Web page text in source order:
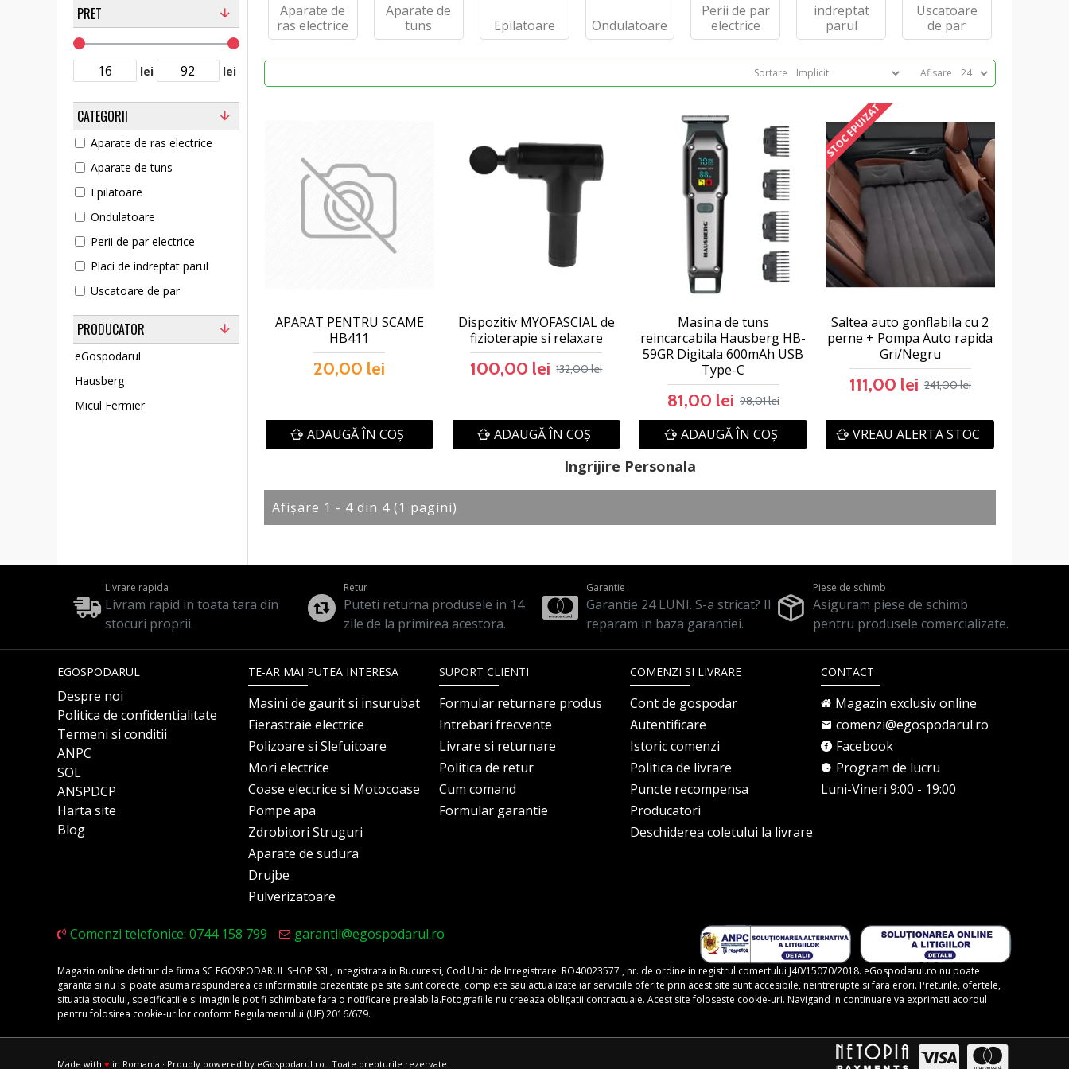
PRET
lei lei
CATEGORII
Aparate de ras electrice
Aparate de tuns
Epilatoare
Ondulatoare
Perii de par electrice
Placi de indreptat parul
Uscatoare de par
PRODUCATOR
eGospodarul
Hausberg
Micul Fermier
Aparate de
ras electrice
Aparate de
tuns
Epilatoare Ondulatoare
Perii de par
electrice
indreptat
parul
Uscatoare
de par
Sortare Afisare
APARAT PENTRU SCAME
HB411
20,00 lei
ADAUGĂ ÎN COŞ
Dispozitiv MYOFASCIAL de
fizioterapie si relaxare
100,00 lei 132,00 lei
ADAUGĂ ÎN COŞ
Masina de tuns
reincarcabila Hausberg HB-
59GR Digitala 600mAh USB
Type-C
81,00 lei 98,01 lei
ADAUGĂ ÎN COŞ
STOC EPUIZAT
Saltea auto gonflabila cu 2
perne + Pompa Auto rapida
Gri/Negru
111,00 lei 241,00 lei
VREAU ALERTA STOC
Ingrijire Personala
Afişare 1 - 4 din 4 (1 pagini)
Livrare rapida
Livram rapid in toata tara din
stocuri proprii.
Retur
Puteti returna produsele in 14
zile de la primirea acestora.
Garantie
Garantie 24 LUNI. S-a stricat? Il
reparam in baza garantiei.
Piese de schimb
Asiguram piese de schimb
pentru produsele comercializate.
EGOSPODARUL
Despre noi
Politica de confidentialitate
Termeni si conditii
ANPC
SOL
ANSPDCP
Harta site
Blog
TE-AR MAI PUTEA INTERESA
Masini de gaurit si insurubat
Fierastraie electrice
Polizoare si Slefuitoare
Mori electrice
Coase electrice si Motocoase
Pompe apa
Zdrobitori Struguri
Aparate de sudura
Drujbe
Pulverizatoare
SUPORT CLIENTI
Formular returnare produs
Intrebari frecvente
Livrare si returnare
Politica de retur
Cum comand
Formular garantie
COMENZI SI LIVRARE
Cont de gospodar
Autentificare
Istoric comenzi
Politica de livrare
Puncte recompensa
Producatori
Deschiderea coletului la livrare
CONTACT
Magazin exclusiv online
comenzi@egospodarul.ro
Facebook
Program de lucru
Luni-Vineri 9:00 - 19:00
Comenzi telefonice: 0744 158 799 garantii@egospodarul.ro
Magazin online detinut de firma SC EGOSPODARUL SHOP SRL, inregistrata in Bucuresti, Cod Unic de Inregistrare: RO40023577 , nr. de ordine in registrul comertului J40/15070/2018. eGospodarul.ro nu poate
garanta si nu isi poate asuma raspunderea ca informatiile prezentate pe site sunt corecte, complete sau actualizate iar serviciile oferite prin acest site sunt accesibile, neintrerupte si fara erori. Preturile, ofertele,
situatia stocului, specificatiile si imaginile pot fi schimbate fara o notificare prealabila.Fotografiile nu creeaza obligatii contractuale. Acest site foloseste cookie-uri. Navigand in continuare va exprimati acordul
pentru folosirea cookie-urilor conform Regulamentului (UE) 2016/679.
Made with ♥ in Romania · Proudly powered by eGospodarul.ro · Toate drepturile rezervate